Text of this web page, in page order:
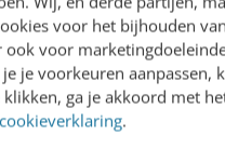
voor het bijhouden van
voor
je voorkeuren aanpassen,
klikken, ga je akkoord met
.
& Communicatie